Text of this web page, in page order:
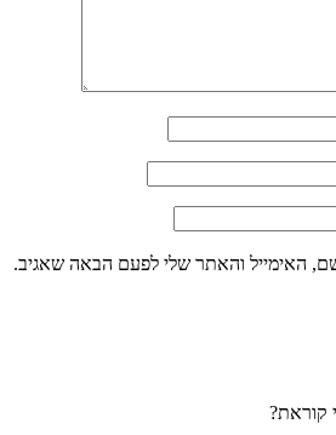
האימייל והאתר שלי לפעם הבאה שאגיב.
קוראת?